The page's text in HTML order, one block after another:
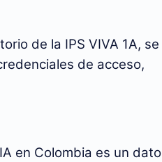
de la IPS VIVA 1A, se
de acceso,
en Colombia es un dato